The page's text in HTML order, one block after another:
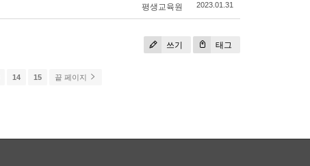
평생교육원 2023.01.31
쓰기 태그
14 15 끝 페이지